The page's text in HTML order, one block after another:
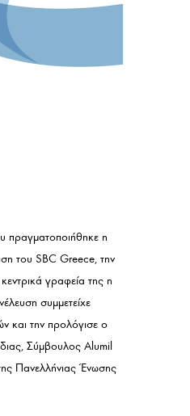
πραγματοποιήθηκε η
του SBC Greece, την
γραφεία της η
συμμετείχε
και την προλόγισε ο
Σύμβουλος Alumil
Πανελλήνιας Ένωσης